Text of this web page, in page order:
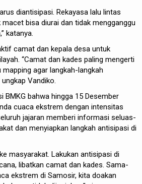
diantisipasi. Rekayasa lalu lintas
bisa diurai dan tidak mengganggu
katanya.
camat dan kepala desa untuk
“Camat dan kades paling mengerti
agar langkah-langkah
Vandiko.
BMKG bahwa hingga 15 Desember
cuaca ekstrem dengan intensitas
jajaran memberi informasi seluas-
dan menyiapkan langkah antisipasi di
masyarakat. Lakukan antisipasi di
libatkan camat dan kades. Sama-
ekstrem di Samosir, kita doakan